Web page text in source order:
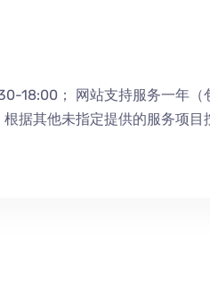
18:00； 网站支持服务一年（
根据其他未指定提供的服务项目